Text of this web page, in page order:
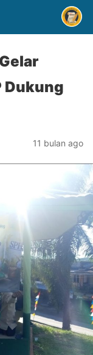
Dukung
11 bulan ago